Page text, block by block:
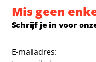
Mis geen
Schrijf je in voor
E-mailadres: